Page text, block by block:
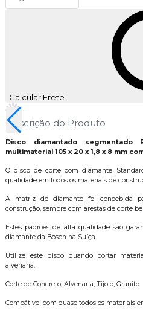
Calcular Frete
Descrição do Produto
Disco diamantado segmentado
multimaterial 105 x 20 x 1,8 x 8 mm
O disco de corte com diamante
qualidade em todos os materiais de
A matriz de diamante foi concebida
construção, sempre com arestas de corte
Estes padrões de alta qualidade são
diamante da Bosch na Suíça.
Utilize este disco quando cortar
alvenaria.
Corte de Concreto, Alvenaria, Tijolo, Granito
Compátivel com quase todos os materiais